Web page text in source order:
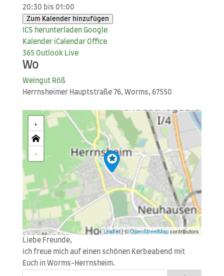
20:30 bis 01:00
Zum Kalender hinzufügen
ICS her­un­ter­la­den Goog­le
Kalender iCal­en­dar Office
365 Out­look Live
Wo
Wein­gut Röß
Herrn­s­hei­mer Haupt­stra­ße 76, Worms, 67550
+
-
Leaflet| ©OpenStreetMapcontributors
Lie­be Freunde,
ich freue mich auf einen schö­nen Ker­be­abend mit
Euch in Worms-Herrnsheim.